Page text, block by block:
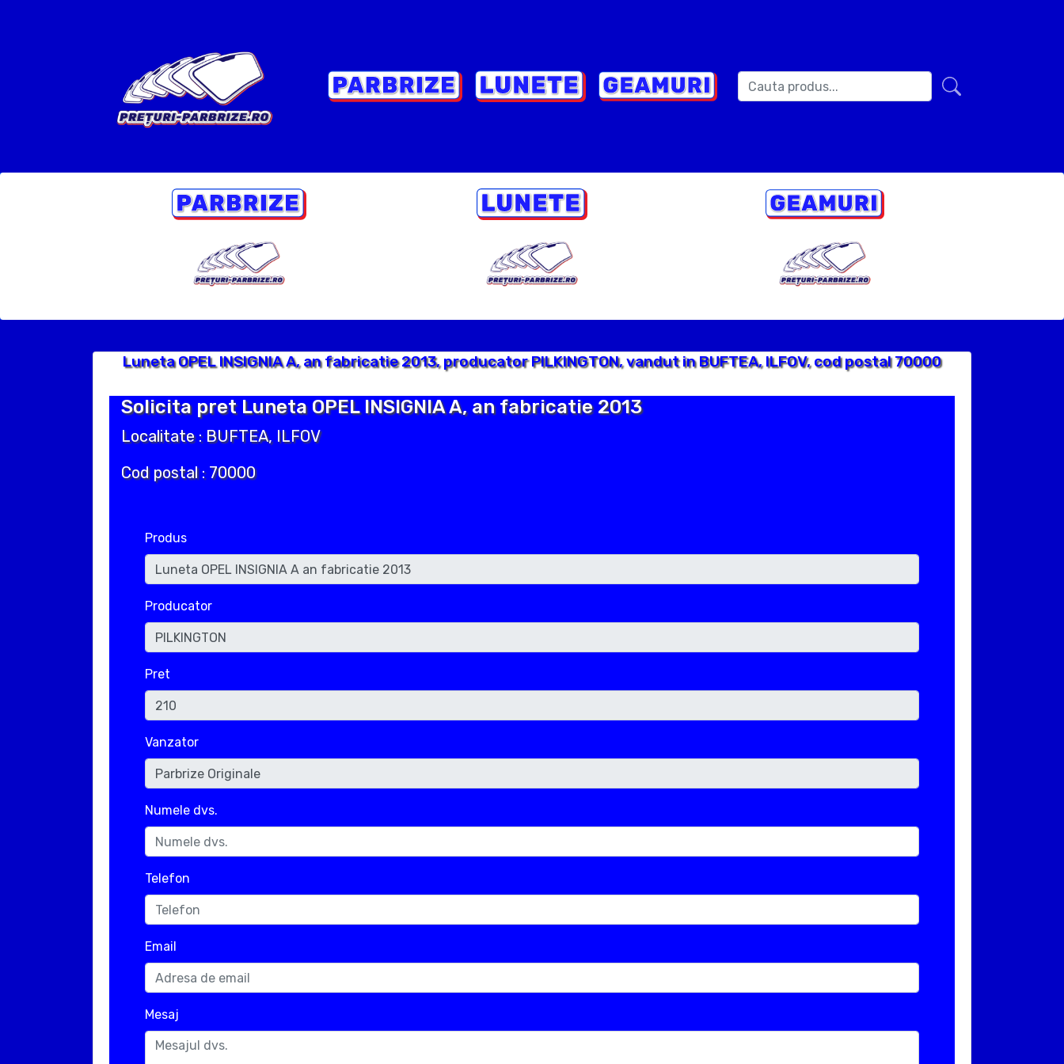
Luneta OPEL INSIGNIA A, an fabricatie 2013, producator PILKINGTON, vandut in BUFTEA, ILFOV, cod postal 70000
Solicita pret Luneta OPEL INSIGNIA A, an fabricatie 2013
Localitate : BUFTEA, ILFOV
Cod postal : 70000
Produs
Producator
Pret
Vanzator
Numele dvs.
Telefon
Email
Mesaj